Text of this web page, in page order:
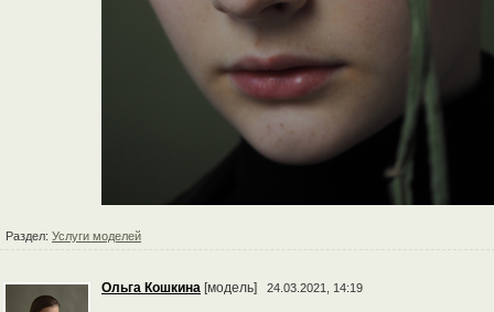
Раздел: Услуги моделей
Ольга Кошкина [модель] 24.03.2021, 14:19